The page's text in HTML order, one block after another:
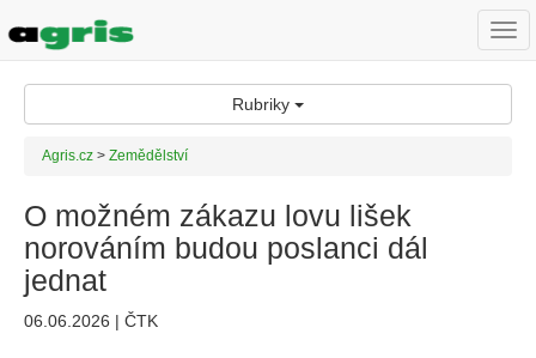
Rubriky
Agris.cz > Zemědělství
O možném zákazu lovu lišek
norováním budou poslanci dál
jednat
06.06.2026 | ČTK